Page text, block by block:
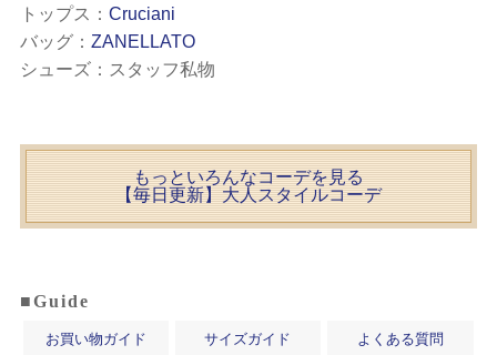
トップス： Cruciani
バッグ： ZANELLATO
シューズ：スタッフ私物
もっといろんなコーデを見る
【毎日更新】大人スタイルコーデ
■Guide
お買い物ガイド サイズガイド よくある質問